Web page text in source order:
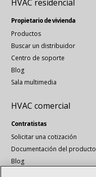
HVAC residencial
Propietario de vivienda
Productos
Buscar un distribuidor
Centro de soporte
Blog
Sala multimedia
HVAC comercial
Contratistas
Solicitar una cotización
Documentación del producto
Blog